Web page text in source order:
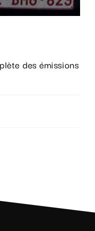
des émissions